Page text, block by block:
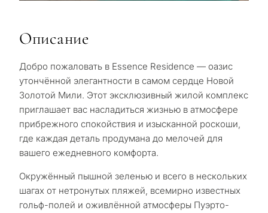
Описание
Добро пожаловать в Essence Residence — оазис
утончённой элегантности в самом сердце Новой
Золотой Мили. Этот эксклюзивный жилой комплекс
приглашает вас насладиться жизнью в атмосфере
прибрежного спокойствия и изысканной роскоши,
где каждая деталь продумана до мелочей для
вашего ежедневного комфорта.
Окружённый пышной зеленью и всего в нескольких
шагах от нетронутых пляжей, всемирно известных
гольф-полей и оживлённой атмосферы Пуэрто-